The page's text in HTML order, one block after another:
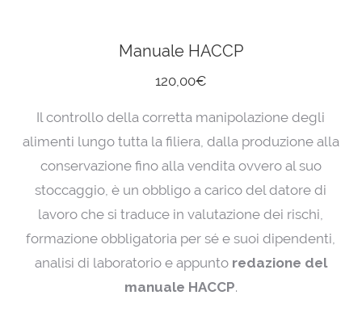
Manuale HACCP
120,00€
Il controllo della corretta manipolazione degli
alimenti lungo tutta la filiera, dalla produzione alla
conservazione fino alla vendita ovvero al suo
stoccaggio, è un obbligo a carico del datore di
lavoro che si traduce in valutazione dei rischi,
formazione obbligatoria per sé e suoi dipendenti,
analisi di laboratorio e appunto redazione del
manuale HACCP.